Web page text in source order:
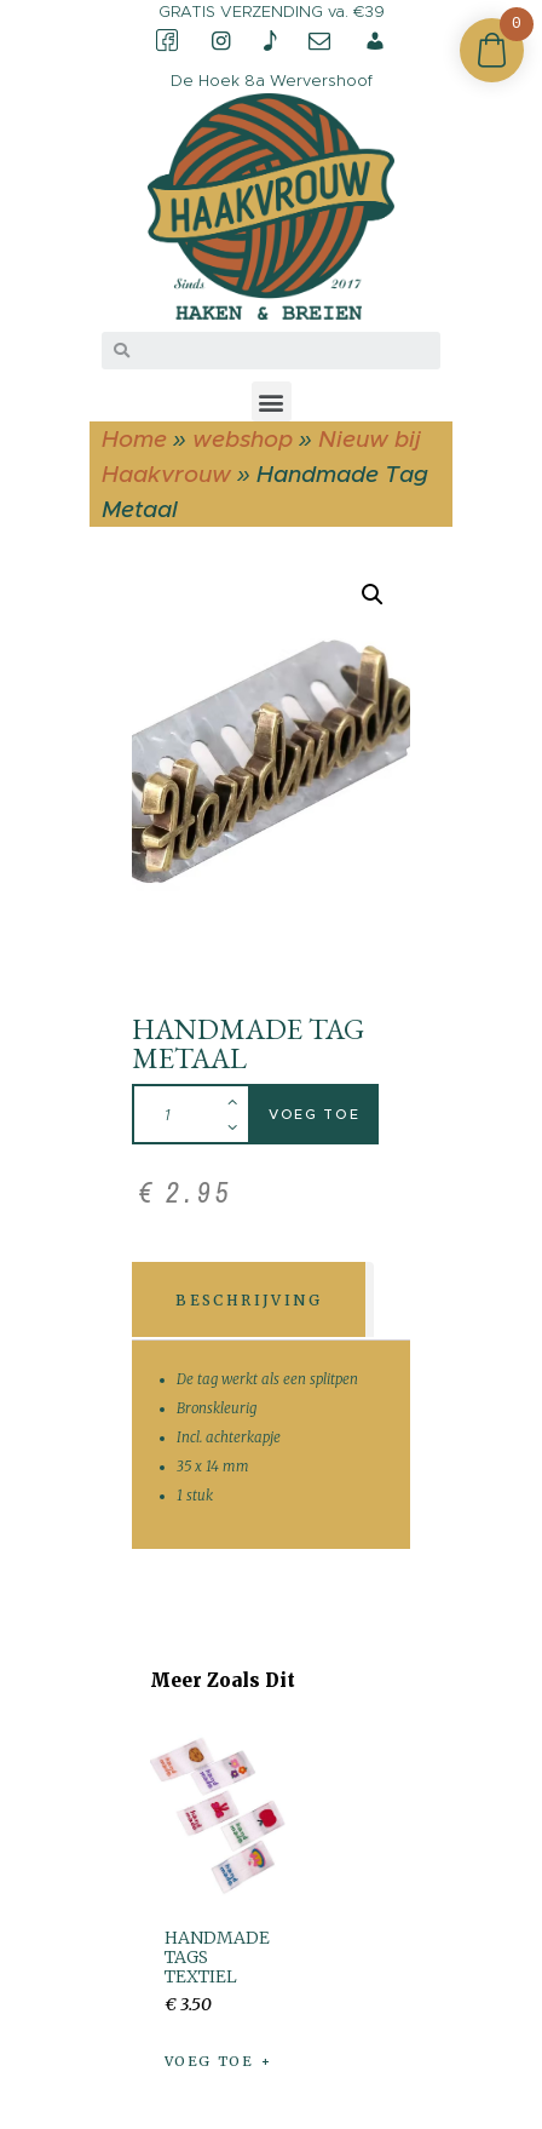
GRATIS VERZENDING va. €39
De Hoek 8a Wervershoof
Home » webshop » Nieuw bij
Haakvrouw » Handmade Tag
Metaal
CONTACT &
OPENINGSTIJDEN
OVER HAAKVROUW
MIJN ACCOUNT
HANDMADE TAG
METAAL
VOEG TOE
€ 2. 95
BESCHRIJVING
De tag werkt als een splitpen
Bronskleurig
Incl. achterkapje
35 x 14 mm
1 stuk
Meer Zoals Dit
HANDMADE
TAGS
TEXTIEL
€ 3.50
VOEG TOE
0